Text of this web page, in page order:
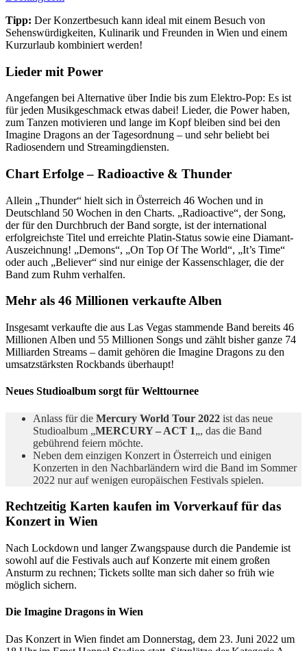
Tipp: Der Konzertbesuch kann ideal mit einem Besuch von
Sehenswürdigkeiten, Kulinarik und Freunden in Wien und einem
Kurzurlaub kombiniert werden!
Lieder mit Power
Angefangen bei Alternative über Indie bis zum Elektro-Pop: Es ist
für jeden Musikgeschmack etwas dabei! Lieder, die Power haben,
zum Tanzen motivieren und lange im Kopf bleiben sind bei den
Imagine Dragons an der Tagesordnung – und sehr beliebt bei
Radiosendern und Streamingdiensten.
Chart Erfolge – Radioactive & Thunder
Allein „Thunder“ hielt sich in Österreich 46 Wochen und in
Deutschland 50 Wochen in den Charts. „Radioactive“, der Song,
der für den Durchbruch der Band sorgte, ist der international
erfolgreichste Titel und erreichte Platin-Status sowie eine Diamant-
Auszeichnung! „Demons“, „On Top Of The World“, „It’s Time“
oder auch „Believer“ sind nur einige der Kassenschlager, die der
Band zum Ruhm verhalfen.
Mehr als 46 Millionen verkaufte Alben
Insgesamt verkaufte die aus Las Vegas stammende Band bereits 46
Millionen Alben und 55 Millionen Songs und zählt bisher ganze 74
Milliarden Streams – damit gehören die Imagine Dragons zu den
umsatzstärksten Rockbands überhaupt!
Neues Studioalbum sorgt für Welttournee
Anlass für die Mercury World Tour 2022 ist das neue
Studioalbum „MERCURY – ACT 1„, das die Band
gebührend feiern möchte.
Neben dem einzigen Konzert in Österreich und einigen
Konzerten in den Nachbarländern wird die Band im Sommer
2022 nur auf wenigen europäischen Festivals spielen.
Rechtzeitig Karten kaufen im Vorverkauf für das
Konzert in Wien
Nach Lockdown und langer Zwangspause durch die Pandemie ist
sowohl auf die Festivals auch auf Konzerte mit einem großen
Ansturm zu rechnen; Tickets sollte man sich daher so früh wie
möglich sichern.
Die Imagine Dragons in Wien
Das Konzert in Wien findet am Donnerstag, dem 23. Juni 2022 um